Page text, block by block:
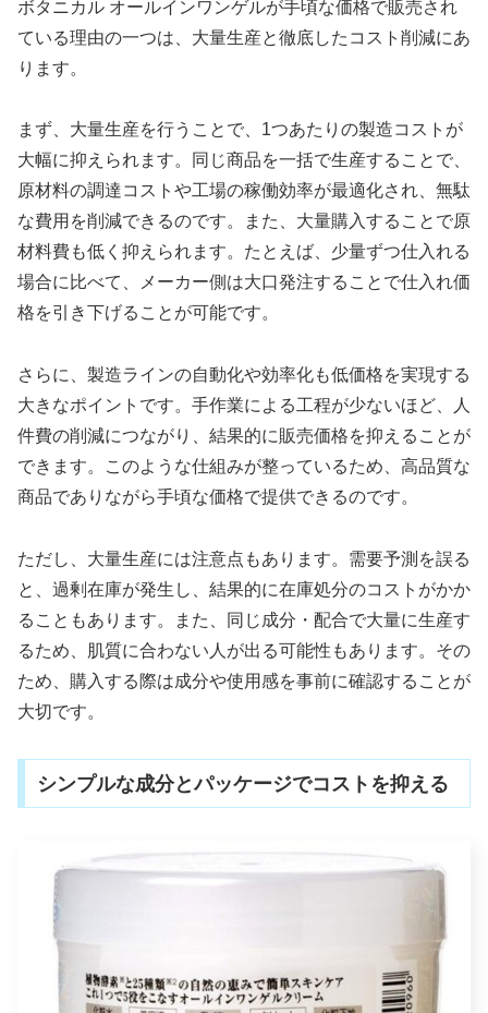
ボタニカル オールインワンゲルが手頃な価格で販売され
ている理由の一つは、大量生産と徹底したコスト削減にあ
ります。
まず、大量生産を行うことで、1つあたりの製造コストが
大幅に抑えられます。同じ商品を一括で生産することで、
原材料の調達コストや工場の稼働効率が最適化され、無駄
な費用を削減できるのです。また、大量購入することで原
材料費も低く抑えられます。たとえば、少量ずつ仕入れる
場合に比べて、メーカー側は大口発注することで仕入れ価
格を引き下げることが可能です。
さらに、製造ラインの自動化や効率化も低価格を実現する
大きなポイントです。手作業による工程が少ないほど、人
件費の削減につながり、結果的に販売価格を抑えることが
できます。このような仕組みが整っているため、高品質な
商品でありながら手頃な価格で提供できるのです。
ただし、大量生産には注意点もあります。需要予測を誤る
と、過剰在庫が発生し、結果的に在庫処分のコストがかか
ることもあります。また、同じ成分・配合で大量に生産す
るため、肌質に合わない人が出る可能性もあります。その
ため、購入する際は成分や使用感を事前に確認することが
大切です。
シンプルな成分とパッケージでコストを抑える